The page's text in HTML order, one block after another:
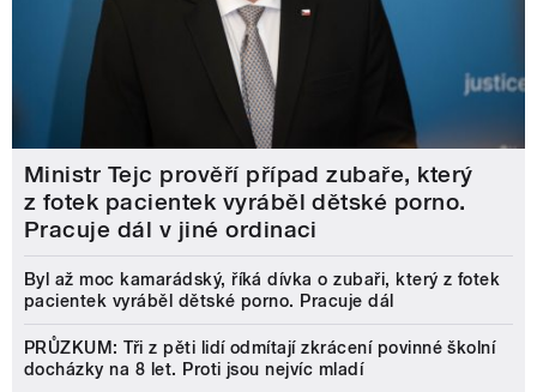
Ministr Tejc prověří případ zubaře, který
z fotek pacientek vyráběl dětské porno.
Pracuje dál v jiné ordinaci
Byl až moc kamarádský, říká dívka o zubaři, který z fotek
pacientek vyráběl dětské porno. Pracuje dál
PRŮZKUM: Tři z pěti lidí odmítají zkrácení povinné školní
docházky na 8 let. Proti jsou nejvíc mladí